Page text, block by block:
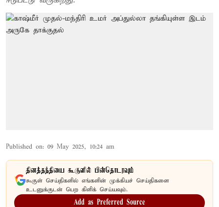
Published on: 09 May 2025, 10:24 am
தினத்தந்தியை கூகுளில் பின்தொடரவும்
கூகுள் செய்திகளில் எங்களின் முக்கியச் செய்திகளை
உடனுக்குடன் பெற கிளிக் செய்யவும்.
Add as Preferred Source